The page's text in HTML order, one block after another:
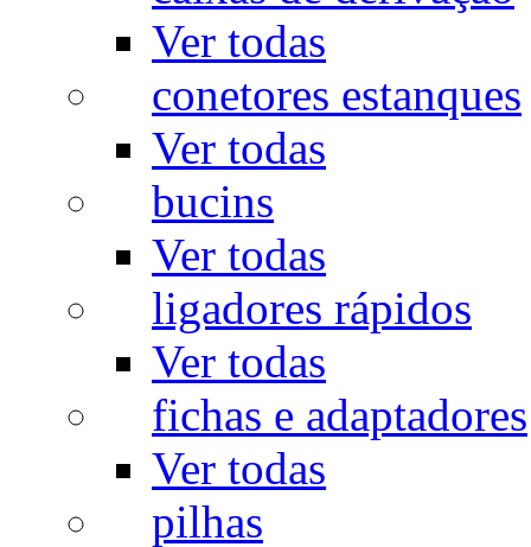
Ver todas
conetores estanques
Ver todas
bucins
Ver todas
ligadores rápidos
Ver todas
fichas e adaptadores
Ver todas
pilhas